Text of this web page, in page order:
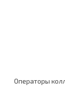
Операторы